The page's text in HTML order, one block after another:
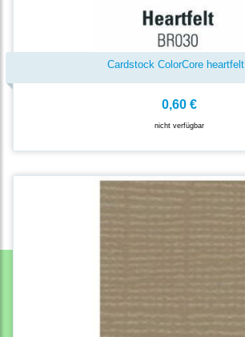
Cardstock ColorCore heartfelt
0,60 €
nicht verfügbar